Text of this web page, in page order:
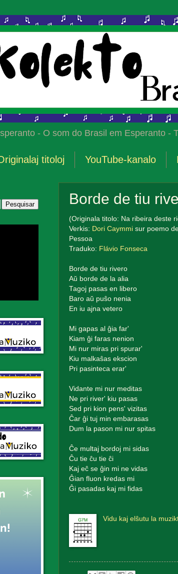
- O som do Brasil em Esperanto -
titoloj YouTube-kanalo
Borde de tiu
(Originala titolo: Na ribeira deste
Verkis: Dori Caymmisur poemo
Pessoa
Traduko: Flávio Fonseca
Borde de tiu rivero
Aŭ borde de la alia
Tagoj pasas en libero
Baro aŭ puŝo nenia
En iu ajna vetero
Mi gapas al ĝia far'
Kiam ĝi faras nenion
Mi nur miras pri spurar'
Kiu malkaŝas ekscion
Pri pasinteca erar'
Vidante mi nur meditas
Ne pri river' kiu pasas
Sed pri kion pens' vizitas
Ĉar ĝi tuj min embarasas
Dum la pason mi nur spitas
Ĉe multaj bordoj mi sidas
Ĉu tie ĉu tie ĉi
Kaj eĉ se ĝin mi ne vidas
Ĝian fluon kredas mi
Ĝi pasadas kaj mi fidas
Vidu kaj elŝutu la